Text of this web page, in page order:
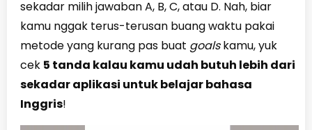
sekadar milih jawaban A, B, C, atau D. Nah, biar
kamu nggak terus-terusan buang waktu pakai
metode yang kurang pas buat goalskamu, yuk
cek 5 tanda kalau kamu udah butuh lebih dari
sekadar aplikasi untuk belajar bahasa
Inggris!